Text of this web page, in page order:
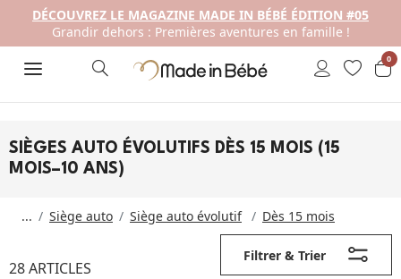
DÉCOUVREZ LE MAGAZINE MADE IN BÉBÉ ÉDITION #05
Grandir dehors : Premières aventures en famille !
0
SIÈGES AUTO ÉVOLUTIFS DÈS 15 MOIS (15
MOIS–10 ANS)
... Siège auto Siège auto évolutif Dès 15 mois
28 ARTICLES
Filtrer & Trier